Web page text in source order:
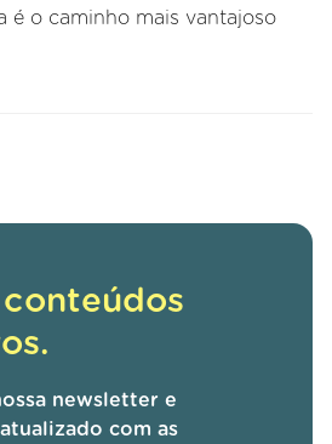
é o caminho mais vantajoso
conteúdos
newsletter e
com as